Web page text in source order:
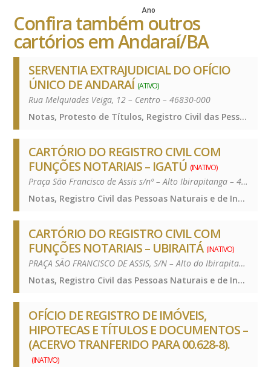
Ano
Confira também outros
cartórios em Andaraí/BA
SERVENTIA EXTRAJUDICIAL DO OFÍCIO
ÚNICO DE ANDARAÍ (ATIVO)
Rua Melquiades Veiga, 12 – Centro – 46830-000
Notas, Protesto de Títulos, Registro Civil das Pessoas Naturais e de Interdições e Tutelas, Registro de Imóveis, Registro de Títulos e Documentos e Civis das Pessoas Jurídicas, Notas, Protesto de Títulos, Registro Civil das Pessoas Naturais e de Interdições e Tutelas, Registro de Imóveis, Registro de Títulos e Documentos e Civis das Pessoas Jurídicas, Notas, Protesto de Títulos, Registro Civil das Pessoas Naturais e de Interdições e Tutelas, Registro de Imóveis, Registro de Títulos e Documentos e Civis das Pessoas Jurídicas, Notas, Protesto de Títulos, Registro Civil das Pessoas Naturais e de Interdições e Tutelas, Registro de Imóveis, Registro de Títulos e Documentos e Civis das Pessoas Jurídicas
CARTÓRIO DO REGISTRO CIVIL COM
FUNÇÕES NOTARIAIS – IGATÚ (INATIVO)
Praça São Francisco de Assis s/nº – Alto Ibirapitanga – 46830-000
Notas, Registro Civil das Pessoas Naturais e de Interdições e Tutelas, Notas, Registro Civil das Pessoas Naturais e de Interdições e Tutelas, Notas, Registro Civil das Pessoas Naturais e de Interdições e Tutelas, Notas, Registro Civil das Pessoas Naturais e de Interdições e Tutelas
CARTÓRIO DO REGISTRO CIVIL COM
FUNÇÕES NOTARIAIS – UBIRAITÁ (INATIVO)
PRAÇA SÃO FRANCISCO DE ASSIS, S/N – Alto do Ibirapitanga – 46830-00
Notas, Registro Civil das Pessoas Naturais e de Interdições e Tutelas, Notas, Registro Civil das Pessoas Naturais e de Interdições e Tutelas, Notas, Registro Civil das Pessoas Naturais e de Interdições e Tutelas, Notas, Registro Civil das Pessoas Naturais e de Interdições e Tutelas
OFÍCIO DE REGISTRO DE IMÓVEIS,
HIPOTECAS E TÍTULOS E DOCUMENTOS –
(ACERVO TRANFERIDO PARA 00.628-8).
(INATIVO)